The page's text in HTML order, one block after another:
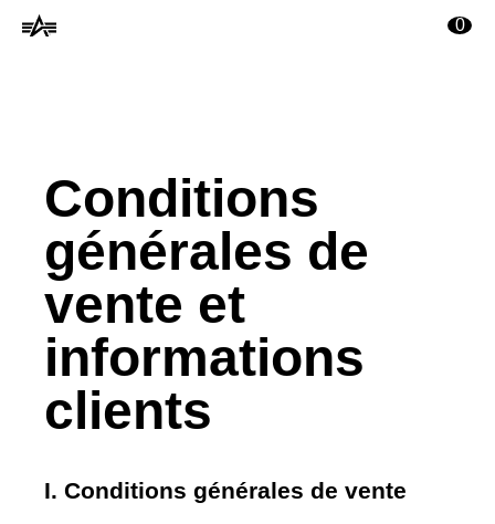
principal 0
Conditions
générales de
vente et
informations
clients
I. Conditions générales de vente